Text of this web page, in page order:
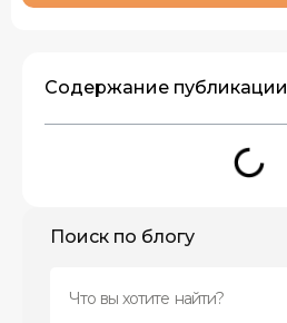
Содержание публикации
Поиск по блогу